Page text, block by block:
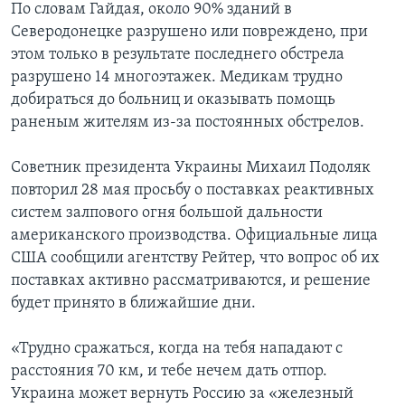
По словам Гайдая, около 90% зданий в
Северодонецке разрушено или повреждено, при
этом только в результате последнего обстрела
разрушено 14 многоэтажек. Медикам трудно
добираться до больниц и оказывать помощь
раненым жителям из-за постоянных обстрелов.
Советник президента Украины Михаил Подоляк
повторил 28 мая просьбу о поставках реактивных
систем залпового огня большой дальности
американского производства. Официальные лица
США сообщили агентству Рейтер, что вопрос об их
поставках активно рассматриваются, и решение
будет принято в ближайшие дни.
«Трудно сражаться, когда на тебя нападают с
расстояния 70 км, и тебе нечем дать отпор.
Украина может вернуть Россию за «железный